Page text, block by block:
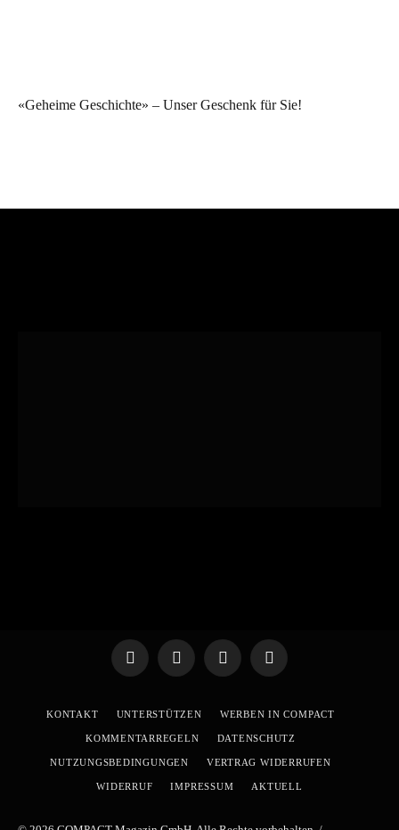
«Geheime Geschichte» – Unser Geschenk für Sie!
TelegramWhatsApp
X
YouTube
KONTAKT UNTERSTÜTZEN WERBEN IN COMPACT
KOMMENTARREGELN DATENSCHUTZ
NUTZUNGSBEDINGUNGEN VERTRAG WIDERRUFEN
WIDERRUF IMPRESSUM AKTUELL